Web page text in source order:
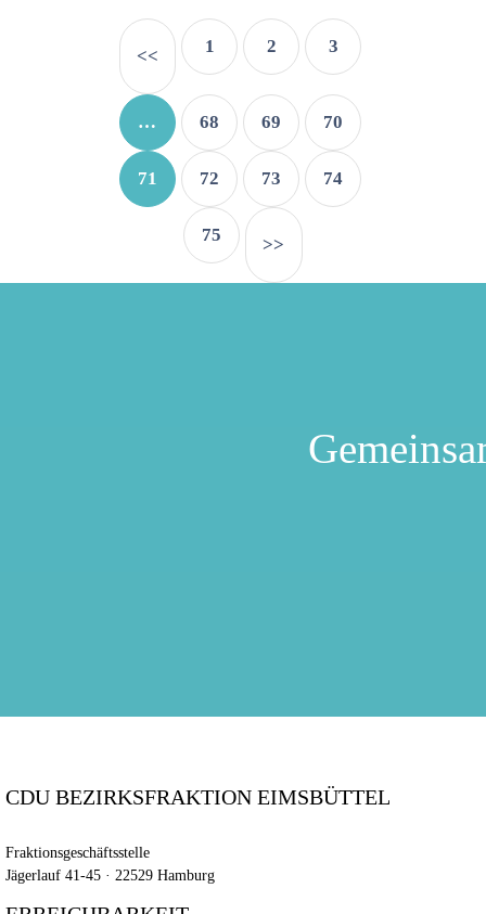
<< 1 2 3
… 68 69 70
71 72 73 74
75 >>
CDU BEZIRKSFRAKTION EIMSBÜTTEL
Fraktionsgeschäftsstelle
Jägerlauf 41-45 · 22529 Hamburg